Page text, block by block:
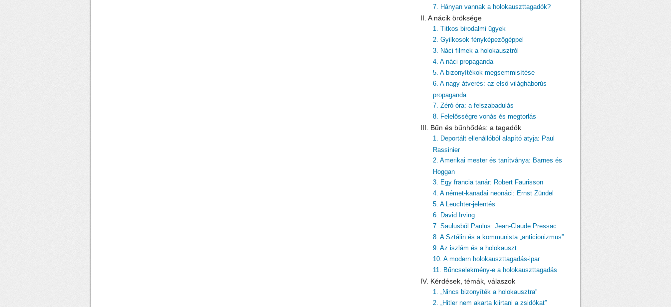
7. Hányan vannak a holokauszttagadók?
II. A nácik öröksége
1. Titkos birodalmi ügyek
2. Gyilkosok fényképezőgéppel
3. Náci filmek a holokausztról
4. A náci propaganda
5. A bizonyítékok megsemmisítése
6. A nagy átverés: az első világháborús
propaganda
7. Zéró óra: a felszabadulás
8. Felelősségre vonás és megtorlás
III. Bűn és bűnhődés: a tagadók
1. Deportált ellenállóból alapító atyja: Paul
Rassinier
2. Amerikai mester és tanítványa: Barnes és
Hoggan
3. Egy francia tanár: Robert Faurisson
4. A német-kanadai neonáci: Ernst Zündel
5. A Leuchter-jelentés
6. David Irving
7. Saulusból Paulus: Jean-Claude Pressac
8. A Sztálin és a kommunista „anticionizmus”
9. Az iszlám és a holokauszt
10. A modern holokauszttagadás-ipar
11. Bűncselekmény-e a holokauszttagadás
IV. Kérdések, témák, válaszok
1. „Nincs bizonyíték a holokausztra”
2. „Hitler nem akarta kiirtani a zsidókat”